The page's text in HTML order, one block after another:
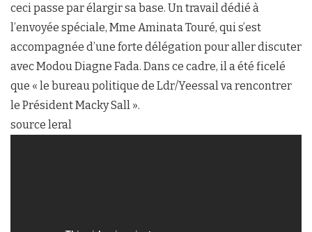
ceci passe par élargir sa base. Un travail dédié à
l’envoyée spéciale, Mme Aminata Touré, qui s’est
accompagnée d’une forte délégation pour aller discuter
avec Modou Diagne Fada. Dans ce cadre, il a été ficelé
que « le bureau politique de Ldr/Yeessal va rencontrer
le Président Macky Sall ».
source leral